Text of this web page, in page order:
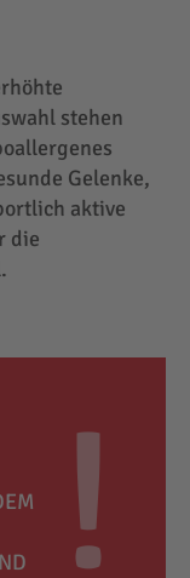
stehen
Gelenke,
aktive
die